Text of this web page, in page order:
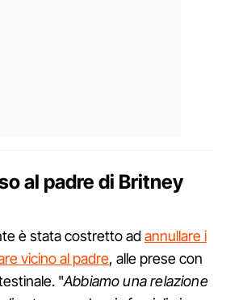
al padre di Britney
è stata costretto adannullare i
vicino al padre, alle prese con
"Abbiamo una relazione